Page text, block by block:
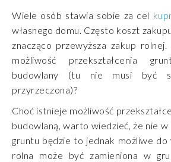
Wiele osób stawia sobie za cel
własnego domu. Często koszt
znacząco przewyższa zakup
możliwość przekształcenia
budowlany (tu nie musi być
przyrzeczona)?
Choć istnieje możliwość
budowlaną, warto wiedzieć, że nie
gruntu będzie to jednak możliwe do
rolna może być zamieniona w